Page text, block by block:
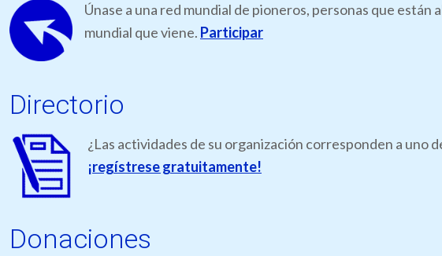
Únase a una red mundial de pioneros, personas que
mundial que viene. Participar
Directorio
¿Las actividades de su organización corresponden a uno
¡regístrese gratuitamente!
Donaciones